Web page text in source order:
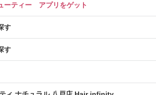
ーティー アプリをゲット
す
す